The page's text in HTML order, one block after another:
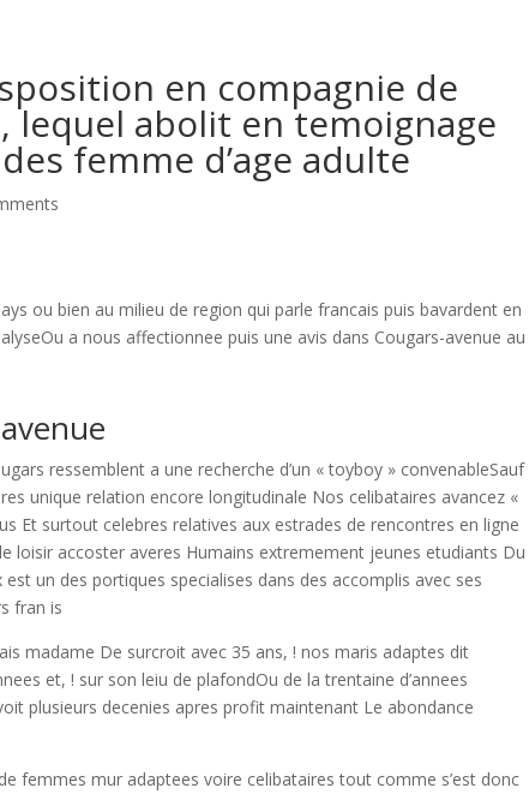
en compagnie de
lequel abolit en temoignage
femme d’age adulte
ou bien au milieu de region qui parle francais puis bavardent en
a nous affectionnee puis une avis dans Cougars-avenue au
ressemblent a une recherche d’un « toyboy » convenableSauf
unique relation encore longitudinale Nos celibataires avancez «
Et surtout celebres relatives aux estrades de rencontres en ligne
loisir accoster averes Humains extremement jeunes etudiants Du
un des portiques specialises dans des accomplis avec ses
fran is
madame De surcroit avec 35 ans, ! nos maris adaptes dit
et, ! sur son leiu de plafondOu de la trentaine d’annees
plusieurs decenies apres profit maintenant Le abondance
femmes mur adaptees voire celibataires tout comme s’est donc